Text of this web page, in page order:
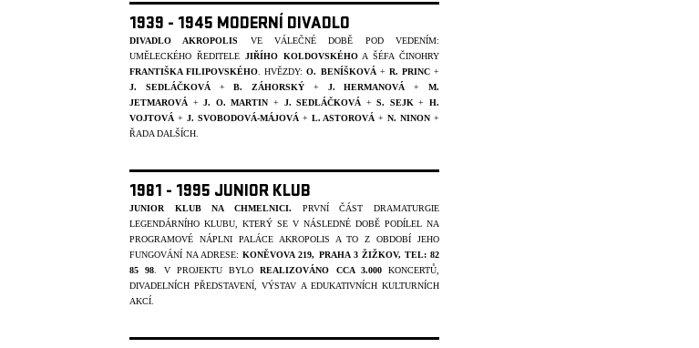
1939 - 1945 MODERNÍ DIVADLO
DIVADLO AKROPOLIS
VE VÁLEČNÉ DOBĚ POD VEDENÍM:
UMĚLECKÉHO ŘEDITELE JIŘÍHO KOLDOVSKÉHOA ŠÉFA ČINOHRY
FRANTIŠKA FILIPOVSKÉHO . HVĚZDY:O. BENÍŠKOVÁ+ R. PRINC+
J. SEDLÁČKOVÁ+B. ZÁHORSKÝ + J. HERMANOVÁ +M.
JETMAROVÁ +J. O. MARTIN + J. SEDLÁČKOVÁ +S. SEJK +H.
VOJTOVÁ + J. SVOBODOVÁ-MÁJOVÁ+ L. ASTOROVÁ +N. NINON +
ŘADA DALŠÍCH.
1981 - 1995 JUNIOR KLUB
JUNIOR KLUB NA CHMELNICI. PRVNÍ ČÁST DRAMATURGIE
LEGENDÁRNÍHO KLUBU, KTERÝ SE V NÁSLEDNÉ DOBĚ PODÍLEL NA
PROGRAMOVÉ NÁPLNI PALÁCE AKROPOLIS A TO Z OBDOBÍ JEHO
FUNGOVÁNÍ NA ADRESE:KONĚVOVA 219, PRAHA 3 ŽIŽKOV, TEL: 82
85 98 . V PROJEKTU BYLOREALIZOVÁNO CCA 3.000KONCERTŮ,
DIVADELNÍCH PŘEDSTAVENÍ, VÝSTAV A EDUKATIVNÍCH KULTURNÍCH
AKCÍ.